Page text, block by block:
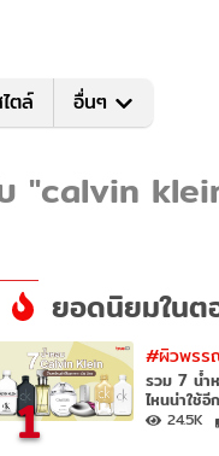
ตล์ อื่นๆ
"calvin
ยอดนิยมในต
1
#ผิวพร
รวม 7 น้ำ
ไหนน่าใช้
24.5K